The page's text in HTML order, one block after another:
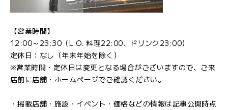
【営業時間】
12:00～23:30（L.O. 料理22:00、ドリンク23:00）
定休日：なし（年末年始を除く）
※営業時間・定休日は変更となる場合がございますので、ご来
店前に店舗・ホームページでご確認ください。
・掲載店舗・施設・イベント・価格などの情報は記事公開時点